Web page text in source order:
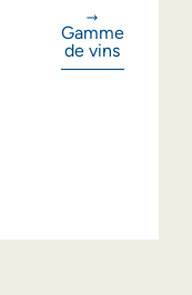
Gamme
de vins